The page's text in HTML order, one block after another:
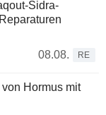
Sidra-
08.08.
RE
Hormus mit